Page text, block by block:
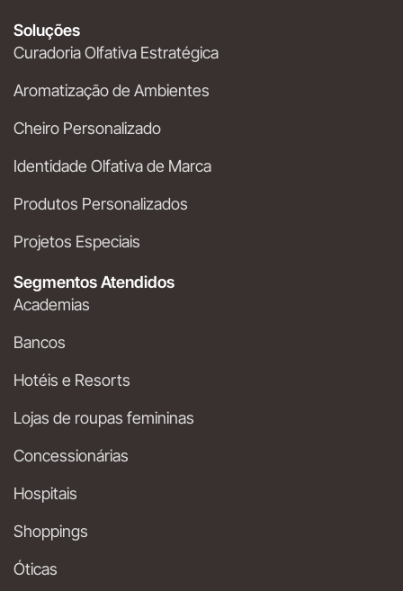
Soluções
Curadoria Olfativa Estratégica
Aromatização de Ambientes
Cheiro Personalizado
Identidade Olfativa de Marca
Produtos Personalizados
Projetos Especiais
Segmentos Atendidos
Academias
Bancos
Hotéis e Resorts
Lojas de roupas femininas
Concessionárias
Hospitais
Shoppings
Óticas